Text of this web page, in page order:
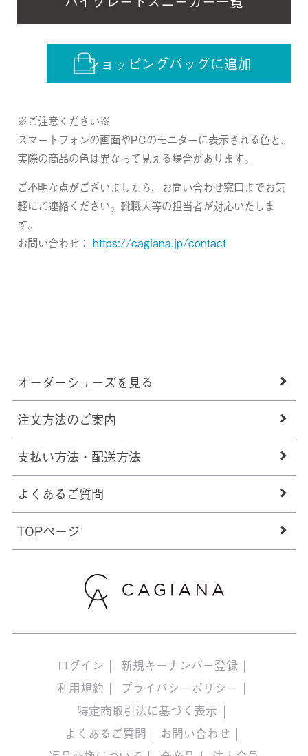
ショッピングバッグに追加
※ご注意ください※
スマートフォンの画面やPCのモニターに表示される色と、
実際の商品の色は異なって見える場合があります。
ご不明な点がございましたら、お問い合わせ窓口までお気
軽にご連絡ください。靴職人等の担当者が対応いたしま
す。
お問い合わせ： https://cagiana.jp/contact
オーダーシューズを見る
注文方法のご案内
支払い方法・配送方法
よくあるご質問
TOPページ
ログイン
新規キーナンバー登録
利用規約
プライバシーポリシー
特定商取引法に基づく表示
よくあるご質問
お問い合わせ